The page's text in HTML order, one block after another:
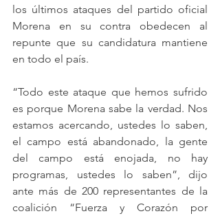
los últimos ataques del partido oficial
Morena en su contra obedecen al
repunte que su candidatura mantiene
en todo el país.
“Todo este ataque que hemos sufrido
es porque Morena sabe la verdad. Nos
estamos acercando, ustedes lo saben,
el campo está abandonado, la gente
del campo está enojada, no hay
programas, ustedes lo saben”, dijo
ante más de 200 representantes de la
coalición “Fuerza y Corazón por